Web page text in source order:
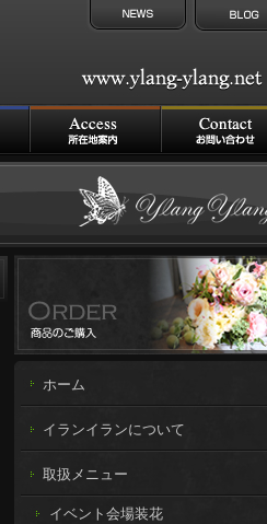
ホーム
イランイランについて
取扱メニュー
イベント会場装花